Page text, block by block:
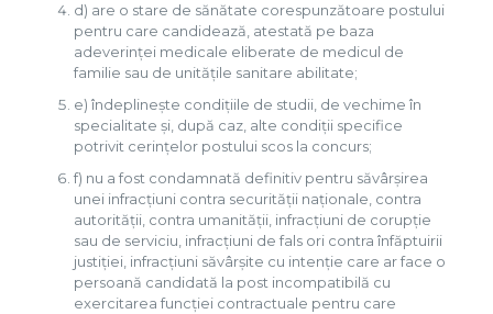
d) are o stare de sănătate corespunzătoare postului
pentru care candidează, atestată pe baza
adeverinţei medicale eliberate de medicul de
familie sau de unităţile sanitare abilitate;
e) îndeplineşte condiţiile de studii, de vechime în
specialitate şi, după caz, alte condiţii specifice
potrivit cerinţelor postului scos la concurs;
f) nu a fost condamnată definitiv pentru săvârşirea
unei infracţiuni contra securităţii naţionale, contra
autorităţii, contra umanităţii, infracţiuni de corupţie
sau de serviciu, infracţiuni de fals ori contra înfăptuirii
justiţiei, infracţiuni săvârşite cu intenţie care ar face o
persoană candidată la post incompatibilă cu
exercitarea funcţiei contractuale pentru care